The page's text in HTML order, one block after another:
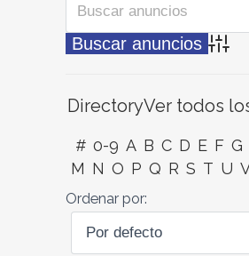
DirectoryVer todos
# 0-9 A B C D E F G
M N O P Q R S T U
Ordenar por: